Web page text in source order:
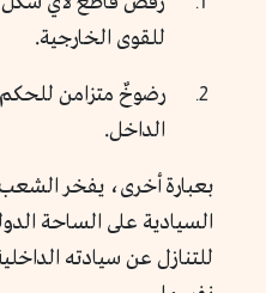
للقوى الخارجية.
رضوخٌ متزامن للحكم
الداخل.
بعبارة أخرى، يفخر
السيادية على الساحة
للتنازل عن سيادته